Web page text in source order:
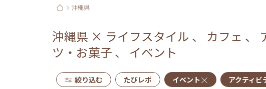
沖縄県
沖縄県 × ライフスタイル 、 カフェ 、
ツ・お菓子 、 イベント
絞り込む たびレポ イベント アクティビ